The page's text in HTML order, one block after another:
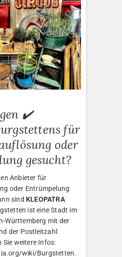
✔️
für
oder
gesucht?
Anbieter für
oder Entrümpelung
sind KLEOPATRA
ist eine Stadt im
Württemberg mit der
der Postleitzahl:
Sie weitere Infos:
wiki/Burgstetten.